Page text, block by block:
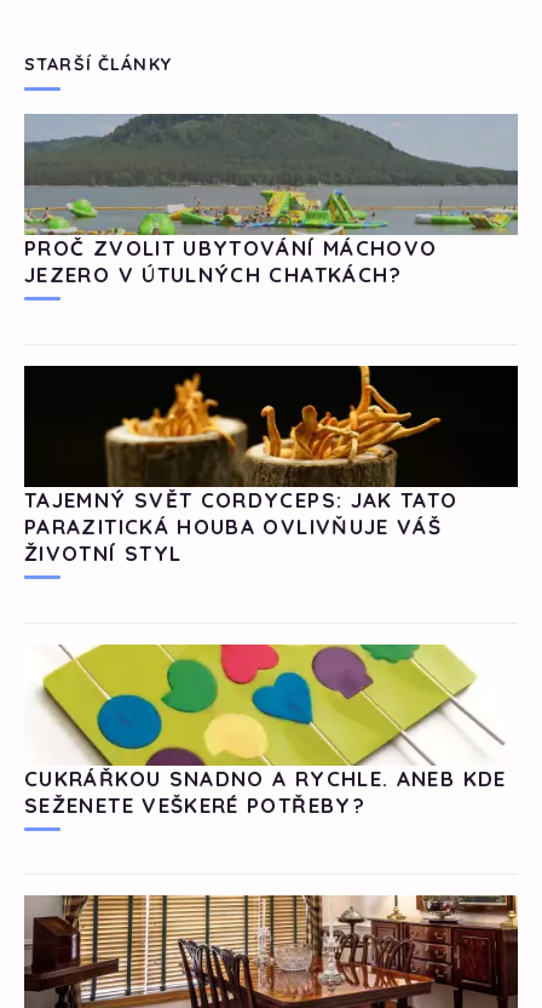
STARŠÍ ČLÁNKY
PROČ ZVOLIT UBYTOVÁNÍ MÁCHOVO
JEZERO V ÚTULNÝCH CHATKÁCH?
TAJEMNÝ SVĚT CORDYCEPS: JAK TATO
PARAZITICKÁ HOUBA OVLIVŇUJE VÁŠ
ŽIVOTNÍ STYL
CUKRÁŘKOU SNADNO A RYCHLE. ANEB KDE
SEŽENETE VEŠKERÉ POTŘEBY?